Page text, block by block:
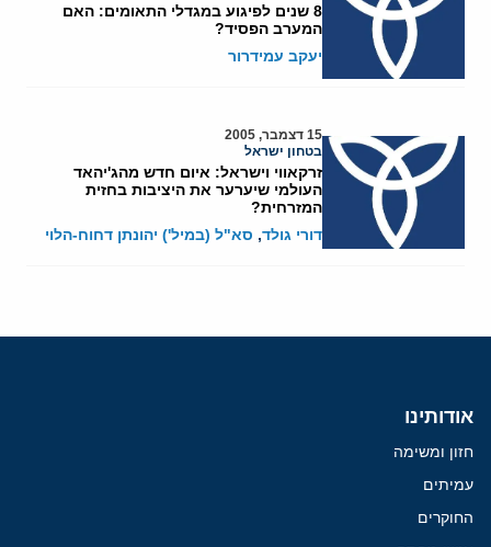
8 שנים לפיגוע במגדלי התאומים: האם
המערב הפסיד?
יעקב עמידרור
15 דצמבר, 2005
בטחון ישראל
זרקאווי וישראל: איום חדש מהג'יהאד
העולמי שיערער את היציבות בחזית
המזרחית?
דורי גולד, סא"ל (במיל') יהונתן דחוח-הלוי
אודותינו
חזון ומשימה
עמיתים
החוקרים